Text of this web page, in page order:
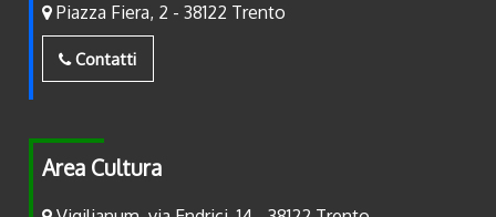
Piazza Fiera, 2 - 38122 Trento
Contatti
Area Cultura